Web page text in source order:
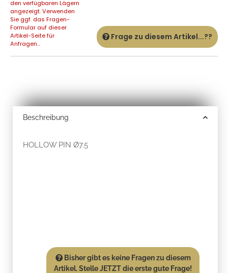
den verfügbaren Lägern
angezeigt. Verwenden
Sie ggf. das Fragen-
Formular auf dieser
Artikel-Seite für
Anfragen...
Frage zu diesem Artikel...??
Beschreibung
HOLLOW PIN Ø7.5
Bisher gibt es keine Fragen zu diesem
Artikel. Stelle JETZT die erste gute Frage!